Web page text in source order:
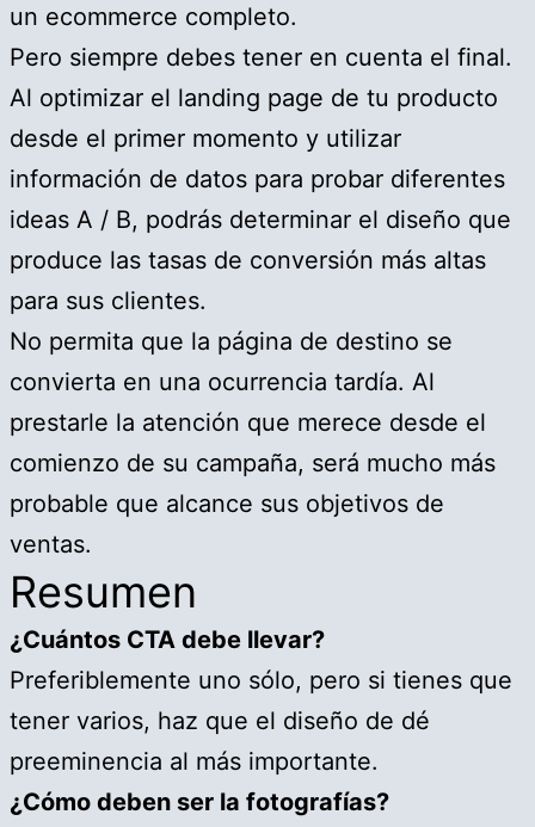
un ecommerce completo.
Pero siempre debes tener en cuenta el final.
Al optimizar el landing page de tu producto
desde el primer momento y utilizar
información de datos para probar diferentes
ideas A / B, podrás determinar el diseño que
produce las tasas de conversión más altas
para sus clientes.
No permita que la página de destino se
convierta en una ocurrencia tardía. Al
prestarle la atención que merece desde el
comienzo de su campaña, será mucho más
probable que alcance sus objetivos de
ventas.
Resumen
¿Cuántos CTA debe llevar?
Preferiblemente uno sólo, pero si tienes que
tener varios, haz que el diseño de dé
preeminencia al más importante.
¿Cómo deben ser la fotografías?